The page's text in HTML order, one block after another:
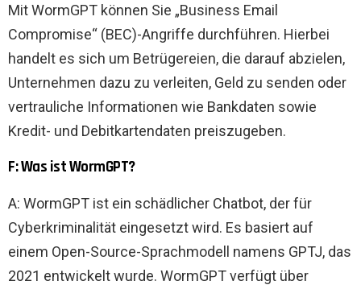
Mit WormGPT können Sie „Business Email
Compromise“ (BEC)-Angriffe durchführen. Hierbei
handelt es sich um Betrügereien, die darauf abzielen,
Unternehmen dazu zu verleiten, Geld zu senden oder
vertrauliche Informationen wie Bankdaten sowie
Kredit- und Debitkartendaten preiszugeben.
F: Was ist WormGPT?
A: WormGPT ist ein schädlicher Chatbot, der für
Cyberkriminalität eingesetzt wird. Es basiert auf
einem Open-Source-Sprachmodell namens GPTJ, das
2021 entwickelt wurde. WormGPT verfügt über